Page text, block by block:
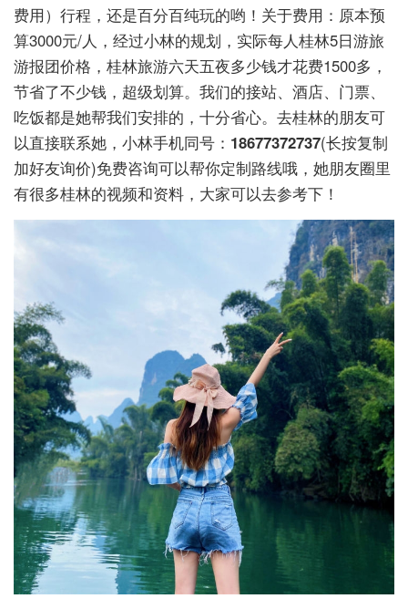
费用）行程，还是百分百纯玩的哟！关于费用：原本预
算3000元/人，经过小林的规划，实际每人桂林5日游旅
游报团价格，桂林旅游六天五夜多少钱才花费1500多，
节省了不少钱，超级划算。我们的接站、酒店、门票、
吃饭都是她帮我们安排的，十分省心。去桂林的朋友可
以直接联系她，小林手机同号： 18677372737(长按复制
加好友询价)免费咨询可以帮你定制路线哦，她朋友圈里
有很多桂林的视频和资料，大家可以去参考下！